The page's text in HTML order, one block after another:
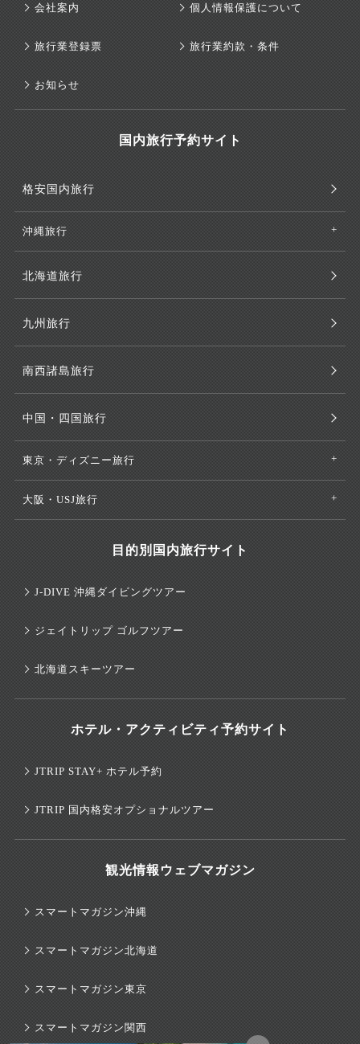
会社案内 個人情報保護について
旅行業登録票 旅行業約款・条件
お知らせ
国内旅行予約サイト
格安国内旅行
沖縄旅行
北海道旅行
九州旅行
南西諸島旅行
中国・四国旅行
東京・ディズニー旅行
大阪・USJ旅行
目的別国内旅行サイト
J-DIVE 沖縄ダイビングツアー
ジェイトリップ ゴルフツアー
北海道スキーツアー
ホテル・アクティビティ予約サイト
JTRIP STAY+ ホテル予約
JTRIP 国内格安オプショナルツアー
観光情報ウェブマガジン
スマートマガジン沖縄
スマートマガジン北海道
スマートマガジン東京
スマートマガジン関西